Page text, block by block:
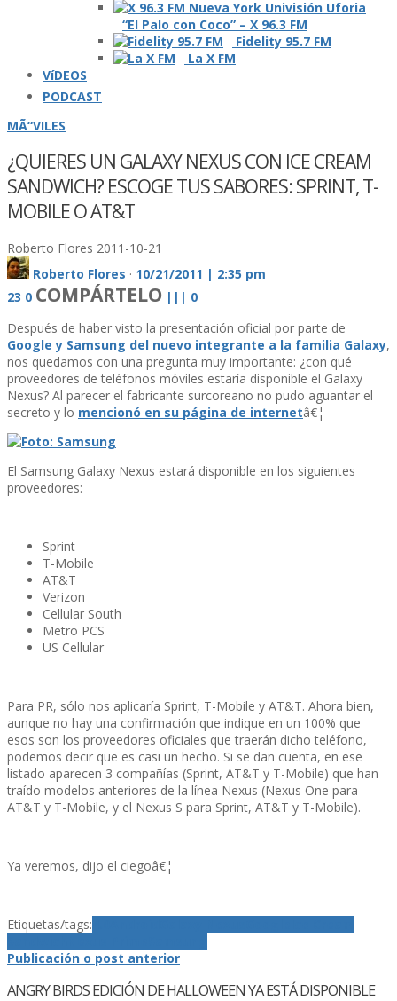
“El Palo con Coco” – X 96.3 FM
Fidelity 95.7 FM
La X FM
VíDEOS
PODCAST
MÃ“VILES
¿QUIERES UN GALAXY NEXUS CON ICE CREAM
SANDWICH? ESCOGE TUS SABORES: SPRINT, T-
MOBILE O AT&T
Roberto Flores 2011-10-21
Roberto Flores · 10/21/2011 | 2:35 pm
23 0 COMPÁRTELO | | | 0
Después de haber visto la presentación oficial por parte de
Google y Samsung del nuevo integrante a la familia Galaxy,
nos quedamos con una pregunta muy importante: ¿con qué
proveedores de teléfonos móviles estarí­a disponible el Galaxy
Nexus? Al parecer el fabricante surcoreano no pudo aguantar el
secreto y lo mencionó en su página de internetâ€¦
El Samsung Galaxy Nexus estará disponible en los siguientes
proveedores:
Sprint
T-Mobile
AT&T
Verizon
Cellular South
Metro PCS
US Cellular
Para PR, sólo nos aplicarí­a Sprint, T-Mobile y AT&T. Ahora bien,
aunque no hay una confirmación que indique en un 100% que
esos son los proveedores oficiales que traerán dicho teléfono,
podemos decir que es casi un hecho. Si se dan cuenta, en ese
listado aparecen 3 compañí­as (Sprint, AT&T y T-Mobile) que han
traí­do modelos anteriores de la lí­nea Nexus (Nexus One para
AT&T y T-Mobile, y el Nexus S para Sprint, AT&T y T-Mobile).
Ya veremos, dijo el ciegoâ€¦
Etiquetas/tags:
Publicación o post anterior
ANGRY BIRDS EDICIÓN DE HALLOWEEN YA ESTÁ DISPONIBLE